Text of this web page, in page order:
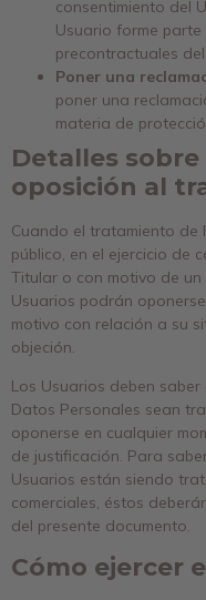
consentimiento del
Usuario forme
precontractuales del
Poner una
poner una
materia de
Detalles
oposición al
Cuando el tratamiento de
público, en el ejercicio de
Titular o con motivo de
Usuarios podrán
motivo con relación a su
objeción.
Los Usuarios deben
Datos Personales sean
oponerse en cualquier
de justificación. Para
Usuarios están siendo
comerciales, éstos
del presente documento.
Cómo ejercer